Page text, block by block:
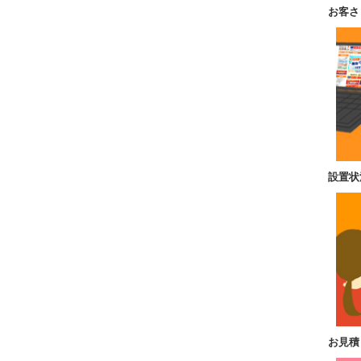
お客
設置
お見